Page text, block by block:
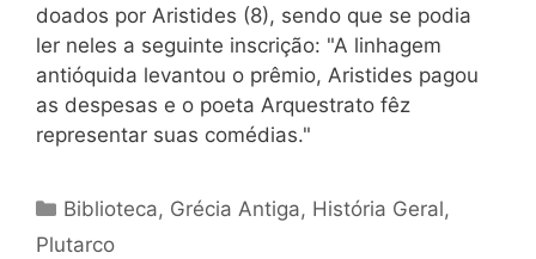
doados por Aristides (8), sendo que se podia
ler neles a seguinte inscrição: "A linhagem
antióquida levantou o prêmio, Aristides pagou
as despesas e o poeta Arquestrato fêz
representar suas comédias."
Categorias
Biblioteca, Grécia Antiga, História Geral,
Plutarco